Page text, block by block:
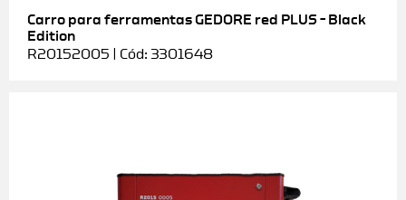
Carro para ferramentas GEDORE red PLUS – Black
Edition
R20152005 | Cód: 3301648